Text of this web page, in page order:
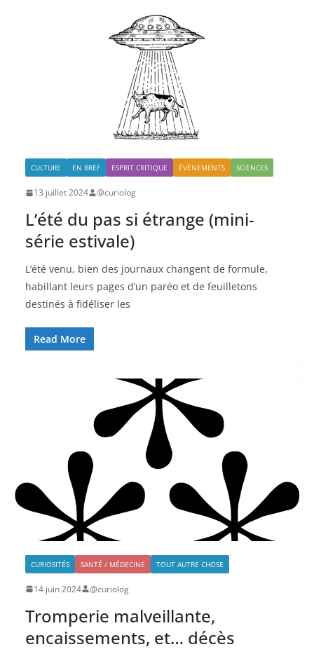
CULTURE EN BREF ESPRIT CRITIQUE ÉVÈNEMENTS SCIENCES
13 juillet 2024 @curiolog
L’été du pas si étrange (mini-
série estivale)
L’été venu, bien des journaux changent de formule,
habillant leurs pages d’un paréo et de feuilletons
destinés à fidéliser les
Read More
CURIOSITÉS SANTÉ / MÉDECINE TOUT AUTRE CHOSE
14 juin 2024 @curiolog
Tromperie malveillante,
encaissements, et… décès